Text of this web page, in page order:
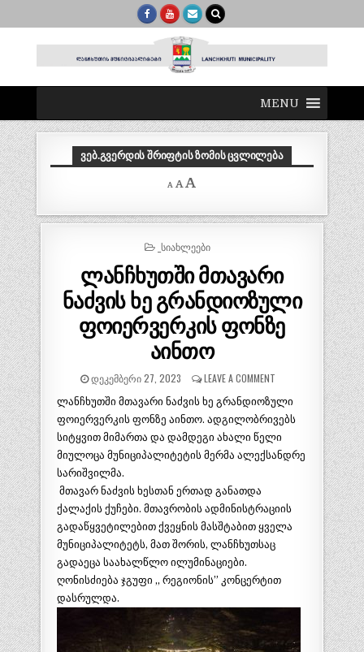
MENU
ᲕᲔᲑ.ᲒᲕᲔᲠᲓᲘᲡ ᲨᲠᲘᲤᲢᲘᲡ ᲖᲝᲛᲘᲡ ᲪᲕᲚᲘᲚᲔᲑᲐ
A
Decrease
font
A Reset
A
size.
POSTED
_ᲡᲘᲐᲮᲚᲔᲔᲑᲘ
ლანჩხუთში მთავარი
ნაძვის ხე გრანდიოზული
ფოიერვერკის ფონზე
აინთო
ᲓᲔᲙᲔᲛᲑᲔᲠᲘ 27, 2023 LEAVE A COMMENT
ლანჩხუთში მთავარი ნაძვის ხე გრანდიოზული
ფოიერვერკის ფონზე აინთო. ადგილობრივებს
სიტყვით მიმართა და დამდეგი ახალი წელი
მიულოცა მუნიციპალიტეტის მერმა ალექსანდრე
სარიშვილმა.
მთავარ ნაძვის ხესთან ერთად განათდა
ქალაქის ქუჩები. მთავრობის ადმინისტრაციის
გადაწყვეტილებით ქვეყნის მასშტაბით ყველა
მუნიციპალიტეტს, მათ შორის, ლანჩხუთსაც
გადაეცა საახალწლო ილუმინაციები.
ღონისძიება ჯგუფი ,, რეგიონის” კონცერტით
დასრულდა.